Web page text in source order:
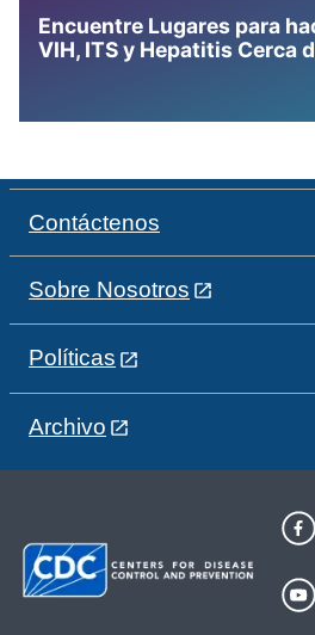
Encuentre Lugares para
VIH, ITS y Hepatitis Cerca
Contáctenos
Sobre Nosotros
Políticas
Archivo